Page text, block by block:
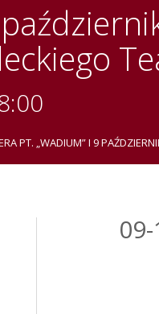
PT. „WADIUM” I 9